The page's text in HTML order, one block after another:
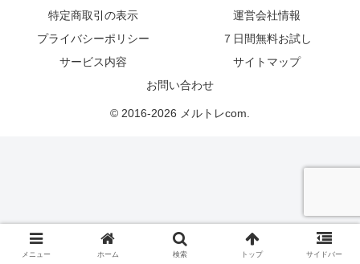
特定商取引の表示
運営会社情報
プライバシーポリシー
７日間無料お試し
サービス内容
サイトマップ
お問い合わせ
© 2016-2026 メルトレcom.
メニュー ホーム 検索 トップ サイドバー